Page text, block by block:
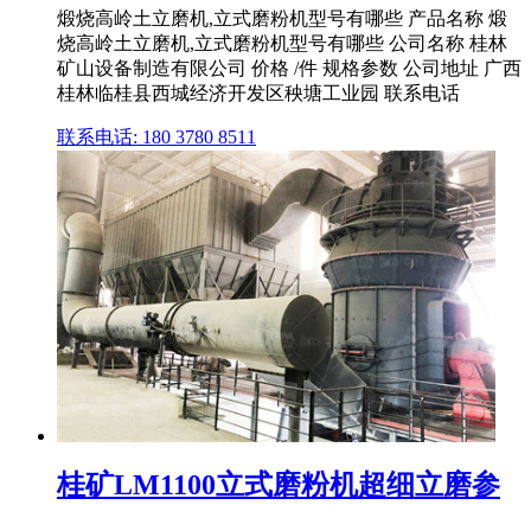
煅烧高岭土立磨机,立式磨粉机型号有哪些 产品名称 煅
烧高岭土立磨机,立式磨粉机型号有哪些 公司名称 桂林
矿山设备制造有限公司 价格 /件 规格参数 公司地址 广西
桂林临桂县西城经济开发区秧塘工业园 联系电话
联系电话: 180 3780 8511
桂矿LM1100立式磨粉机超细立磨参